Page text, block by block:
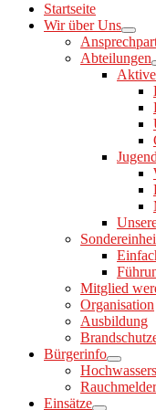
Startseite
Wir über Uns
Abteilungen
Mitglied
Organisation
Ausbildung
Bürgerinfo
Rauchmelder
Einsätze